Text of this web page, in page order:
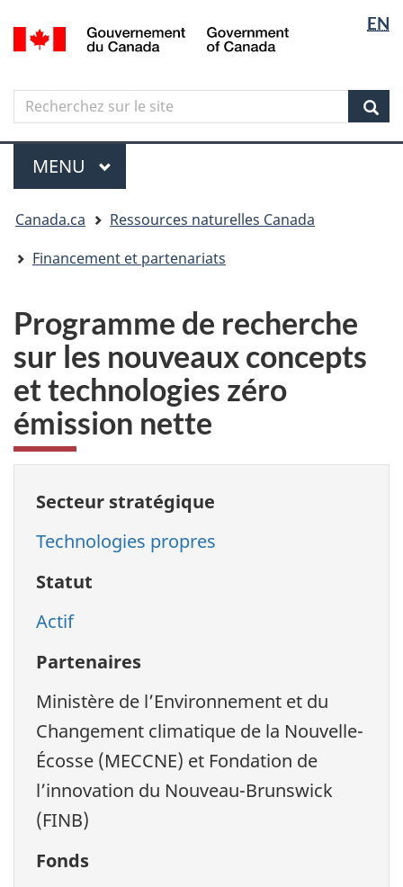
Aller
au
principal
Skip
to
government"
Passer
à
version
simplifiée
langue
EN
Canada
Search
Recherchez
sur
le
site
Menu
MENU PRINCIPAL
êtes
ici
Canada.ca
Ressources naturelles Canada
Financement et partenariats
Programme de recherche
sur les nouveaux concepts
et technologies zéro
émission nette
Secteur stratégique
Technologies propres
Statut
Actif
Partenaires
Ministère de l’Environnement et du
Changement climatique de la Nouvelle-
Écosse (MECCNE) et Fondation de
l’innovation du Nouveau-Brunswick
(FINB)
Fonds